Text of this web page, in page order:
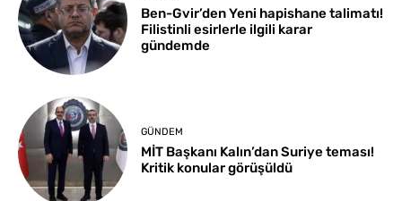
Ben-Gvir’den Yeni hapishane talimatı!
Filistinli esirlerle ilgili karar
gündemde
GÜNDEM
MİT Başkanı Kalın’dan Suriye teması!
Kritik konular görüşüldü